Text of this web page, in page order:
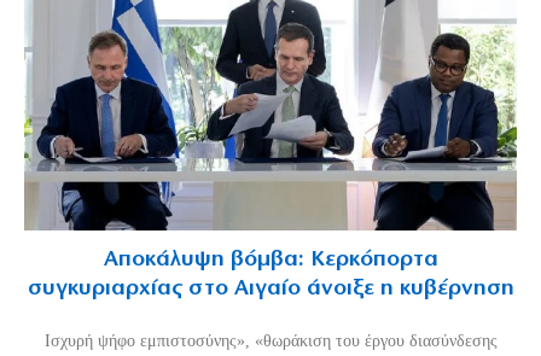
Αποκάλυψη βόμβα: Κερκόπορτα
συγκυριαρχίας στο Αιγαίο άνοιξε η κυβέρνηση
Ισχυρή ψήφο εμπιστοσύνης», «θωράκιση του έργου διασύνδεσης